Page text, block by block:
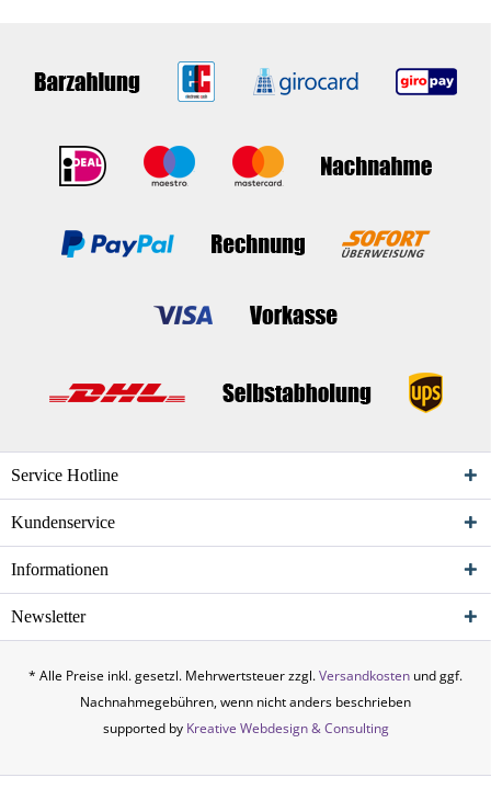
Service Hotline
Kundenservice
Informationen
Newsletter
* Alle Preise inkl. gesetzl. Mehrwertsteuer zzgl.Versandkosten und ggf.
Nachnahmegebühren, wenn nicht anders beschrieben
supported by Kreative Webdesign & Consulting